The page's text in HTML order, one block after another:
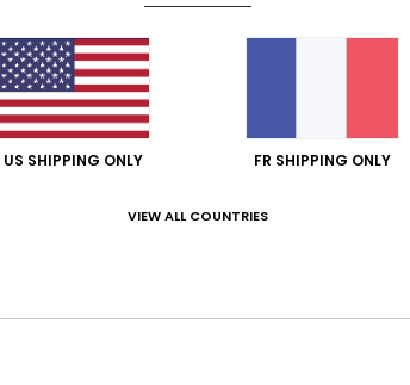
US SHIPPING ONLY FR SHIPPING ONLY
VIEW ALL COUNTRIES